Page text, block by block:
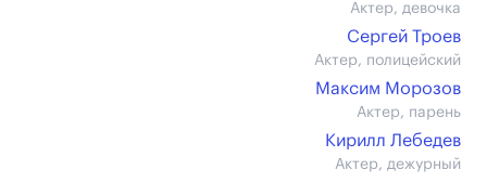
Актер, девочка
Сергей Троев
Актер, полицейский
Максим Морозов
Актер, парень
Кирилл Лебедев
Актер, дежурный